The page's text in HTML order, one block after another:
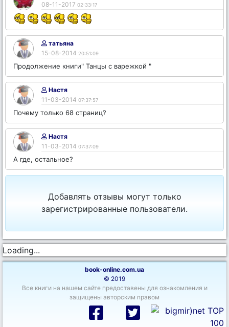
08-11-2017 02:33:17
татьяна
15-08-2014 20:51:09
Продолжение книги" Танцы с варежкой "
Настя
11-03-2014 07:37:57
Почему только 68 страниц?
Настя
11-03-2014 07:37:09
А где, остальное?
Добавлять отзывы могут только
зарегистрированные пользователи.
Loading...
book-online.com.ua
© 2019
Все книги на нашем сайте предоставены для ознакомления и
защищены авторским правом